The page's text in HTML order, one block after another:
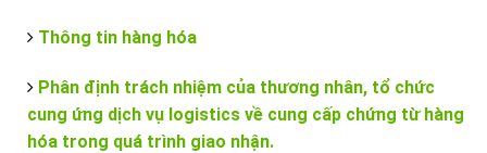
Thông tin hàng hóa
Phân định trách nhiệm của thương nhân, tổ chức
cung ứng dịch vụ logistics về cung cấp chứng từ hàng
hóa trong quá trình giao nhận.